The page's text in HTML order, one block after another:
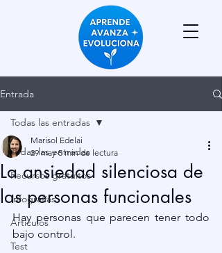
Entrada
Todas las entradas
Recursos gratuitos
Infografías
Artículos
Test
Todas las entradas
La ansiedad silenciosa de
las personas funcionales
Marisol Edelai
29 may 5 min de lectura
Hay personas que parecen tener todo
bajo control.